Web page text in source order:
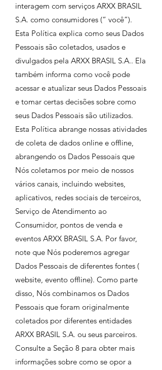
interagem com serviços ARXX BRASIL
S.A. como consumidores (“ você”).
Esta Política explica como seus Dados
Pessoais são coletados, usados e
divulgados pela ARXX BRASIL S.A.. Ela
também informa como você pode
acessar e atualizar seus Dados Pessoais
e tomar certas decisões sobre como
seus Dados Pessoais são utilizados.
Esta Política abrange nossas atividades
de coleta de dados online e offline,
abrangendo os Dados Pessoais que
Nós coletamos por meio de nossos
vários canais, incluindo websites,
aplicativos, redes sociais de terceiros,
Serviço de Atendimento ao
Consumidor, pontos de venda e
eventos ARXX BRASIL S.A. Por favor,
note que Nós poderemos agregar
Dados Pessoais de diferentes fontes (
website, evento offline). Como parte
disso, Nós combinamos os Dados
Pessoais que foram originalmente
coletados por diferentes entidades
ARXX BRASIL S.A. ou seus parceiros.
Consulte a Seção 8 para obter mais
informações sobre como se opor a